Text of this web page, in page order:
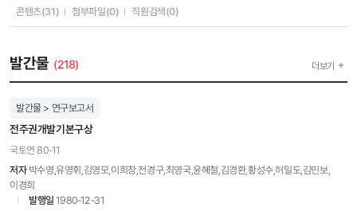
콘텐츠(31)선택안됨
첨부파일(0)선택안됨
직원검색(0)선택안됨
발간물 (218) 더보기
발간물 > 연구보고서
전주권개발기본구상
국토연 80-11
저자박수영,유영휘,김영모,이희창,전경구,최영국,윤혜철,김경환,황성수,허일도,김민보,
이경희
발행일 1980-12-31